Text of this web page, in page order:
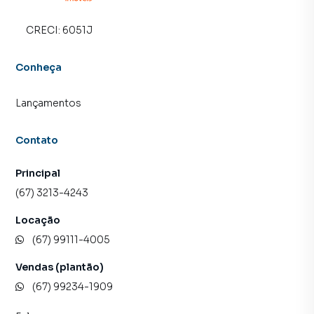
CRECI: 6051J
Conheça
Lançamentos
Contato
Principal
(67) 3213-4243
Locação
(67) 99111-4005
Vendas (plantão)
(67) 99234-1909